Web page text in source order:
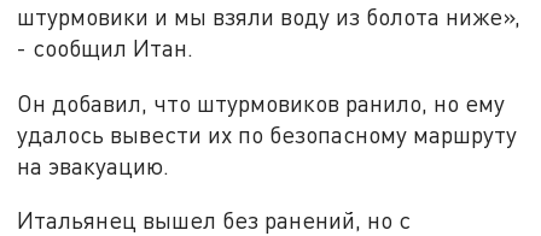
штурмовики и мы взяли воду из болота ниже»,
- сообщил Итан.
Он добавил, что штурмовиков ранило, но ему
удалось вывести их по безопасному маршруту
на эвакуацию.
Итальянец вышел без ранений, но с